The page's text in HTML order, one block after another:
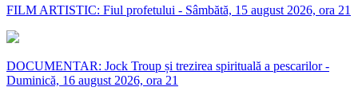
FILM ARTISTIC: Fiul profetului - Sâmbătă, 15 august 2026, ora 21
DOCUMENTAR: Jock Troup și trezirea spirituală a pescarilor -
Duminică, 16 august 2026, ora 21